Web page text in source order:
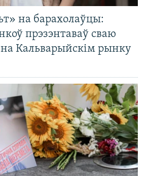
на барахолаўцы:
прэзэнтаваў сваю
Кальварыйскім рынку